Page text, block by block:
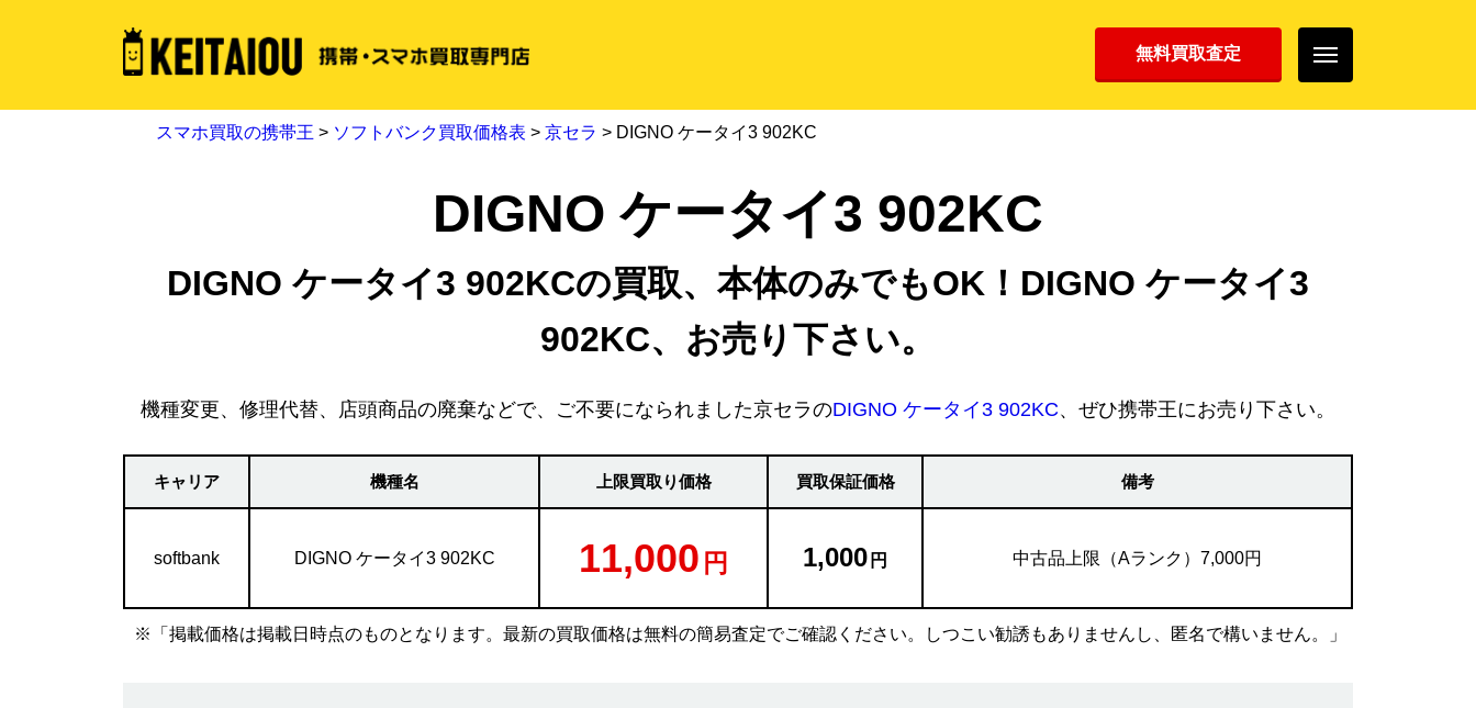
無料買取査定
スマホ買取の携帯王 > ソフトバンク買取価格表 > 京セラ > DIGNO ケータイ3 902KC
DIGNO ケータイ3 902KC
DIGNO ケータイ3 902KCの買取、本体のみでもOK！DIGNO ケータイ3
902KC、お売り下さい。
機種変更、修理代替、店頭商品の廃棄などで、ご不要になられました京セラのDIGNO ケータイ3 902KC、ぜひ携帯王にお売り下さい。
キャリア 機種名 上限買取り価格 買取保証価格 備考
softbank DIGNO ケータイ3 902KC 11,000 1,000 中古品上限（Aランク）7,000円
※「掲載価格は掲載日時点のものとなります。最新の買取価格は無料の簡易査定でご確認ください。しつこい勧誘もありませんし、匿名で構いません。」